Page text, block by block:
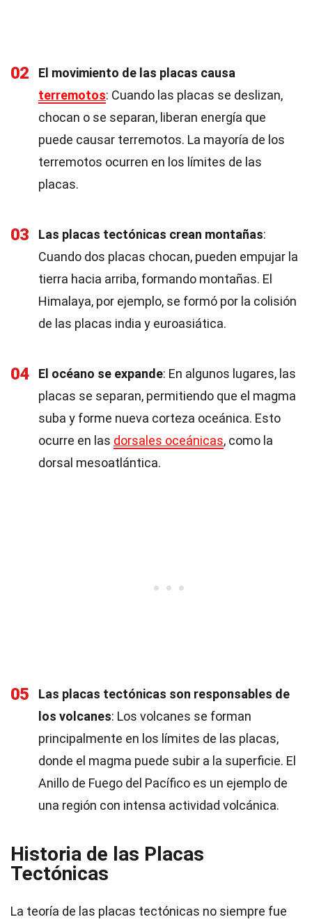
02
El movimiento de las placas causa
terremotos: Cuando las placas se deslizan,
chocan o se separan, liberan energía que
puede causar terremotos. La mayoría de los
terremotos ocurren en los límites de las
placas.
03 Las placas tectónicas crean montañas:
Cuando dos placas chocan, pueden empujar la
tierra hacia arriba, formando montañas. El
Himalaya, por ejemplo, se formó por la colisión
de las placas india y euroasiática.
04 El océano se expande: En algunos lugares, las
placas se separan, permitiendo que el magma
suba y forme nueva corteza oceánica. Esto
ocurre en las dorsales oceánicas, como la
dorsal mesoatlántica.
05
Las placas tectónicas son responsables de
los volcanes: Los volcanes se forman
principalmente en los límites de las placas,
donde el magma puede subir a la superficie. El
Anillo de Fuego del Pacífico es un ejemplo de
una región con intensa actividad volcánica.
Historia de las Placas
Tectónicas
La teoría de las placas tectónicas no siempre fue